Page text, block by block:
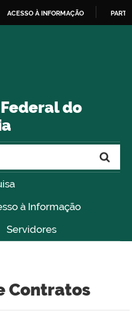
ACESSO À INFORMAÇÃO
do
à Informação
Servidores
Contratos